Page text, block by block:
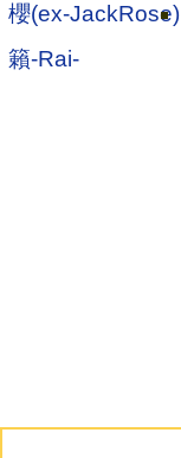
櫻(ex-JackRose)
籟-Rai-